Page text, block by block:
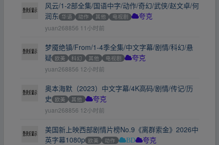
风云/1-2部全集/国语中字/动作/奇幻/武侠/赵文卓/何
润东 华语 动作 其他 电视剧 夸克
yuan268856 11小时前
梦魇绝镇/From/1-4季全集/中文字幕/剧情/科幻/悬
疑 欧美 科幻 其他 电视剧 夸克
yuan268856 12小时前
奥本海默（2023）中文字幕/4K高码/剧情/传记/历
史 欧美 其他 夸克
yuan268856 12小时前
美国新上映西部剧情片榜No.9《离群索金》2026中
英字幕1080p 欧美 动作 BD 夸克